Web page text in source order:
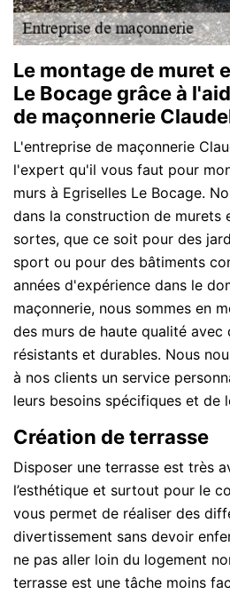
Le montage de muret
Le Bocage grâce à
de maçonnerie
L'entreprise de maçonnerie
l'expert qu'il vous faut pour
murs à Egriselles Le Bocage.
dans la construction de murets
sortes, que ce soit pour des
sport ou pour des bâtiments
années d'expérience dans le
maçonnerie, nous sommes en
des murs de haute qualité avec
résistants et durables. Nous
à nos clients un service
leurs besoins spécifiques et de
Création de terrasse
Disposer une terrasse est très
l’esthétique et surtout pour le
vous permet de réaliser des
divertissement sans devoir
ne pas aller loin du logement
terrasse est une tâche moins